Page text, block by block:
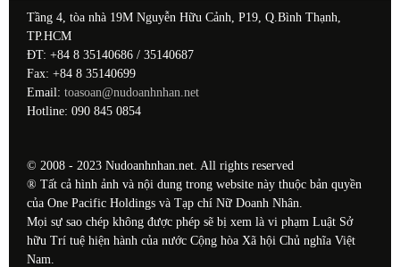
Tầng 4, tòa nhà 19M Nguyễn Hữu Cảnh, P19, Q.Bình Thạnh,
TP.HCM
ĐT: +84 8 35140686 / 35140687
Fax: +84 8 35140699
Email: toasoan@nudoanhnhan.net
Hotline: 090 845 0854
© 2008 - 2023 Nudoanhnhan.net. All rights reserved
® Tất cả hình ảnh và nội dung trong website này thuộc bản quyền
của One Pacific Holdings và Tạp chí Nữ Doanh Nhân.
Mọi sự sao chép không được phép sẽ bị xem là vi phạm Luật Sở
hữu Trí tuệ hiện hành của nước Cộng hòa Xã hội Chủ nghĩa Việt
Nam.